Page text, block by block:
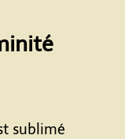
sublimé